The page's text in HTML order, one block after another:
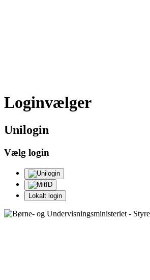
Loginvælger
Unilogin
Vælg login
Lokalt login